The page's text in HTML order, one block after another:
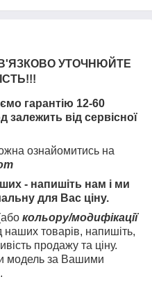
УТОЧНЮЙТЕ
!!!
гарантію 12-60
залежить від сервісної
ознайомитись на
- напишіть нам і ми
для Вас ціну.
кольору/модифікації
товарів, напишіть,
продажу та ціну.
модель за Вашими